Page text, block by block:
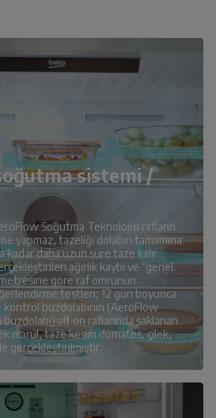
sistemi /
Soğutma Teknolojisi rafların
yapmaz, tazeliği dolabın tamamına
kadar daha uzun süre taze kalır.
ağırlık kaybı ve “genel
göre raf ömrünün
testleri; 12 gün boyunca
buzdolabının (AeroFlow
alt ön raflarında saklanan
marul, taze kesim domates, çilek,
gerçekleştirilmiştir.